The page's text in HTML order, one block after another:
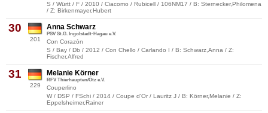
S / Württ / F / 2010 / Ciacomo / Rubicell / 106NM17 / B: Sternecker,Philomena
/ Z: Birkenmayer,Hubert
30
201
Anna Schwarz
PSV St.G. Ingolstadt-Hagau e.V.
Con Corazòn
S / Bay / Db / 2012 / Con Chello / Carlando I / B: Schwarz,Anna / Z:
Fischer,Alfred
31
229
Melanie Körner
RFV Thierhaupten/Ötz e.V.
Couperlino
W / DSP / FSchi / 2014 / Coupe d'Or / Lauritz J / B: Körner,Melanie / Z:
Eppelsheimer,Rainer